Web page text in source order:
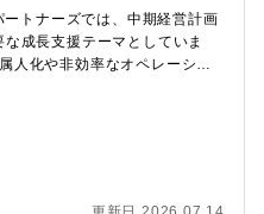
をゴールに据えた本質的なDX
つなぐ役割業務担当者から経
と経営戦略をつなぐ橋渡し役
から定着まで一貫した実務経
工程に関与することで、DX推
トナーズでは、中期経営計画
成長支援テーマとしていま
人化や非効率なオペレーショ
ています。こうした課題に対
で見直し、実効性のある改善
ており、業務理解とIT知見を
。■（2） ミッション顧客企